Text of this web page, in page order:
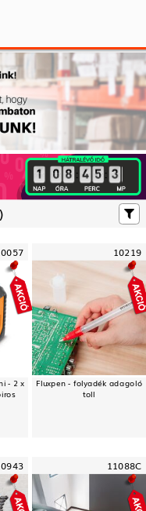
: :
- 2 x
10219
Fluxpen - folyadék adagoló
toll
11088C